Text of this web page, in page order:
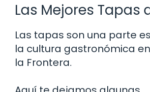
Las Mejores Tapas
Las tapas son una parte
la cultura gastronómica
la Frontera.